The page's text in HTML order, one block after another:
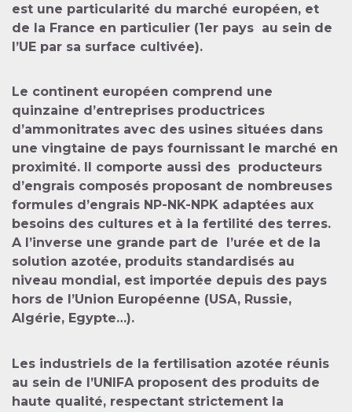
est une particularité du marché européen, et
de la France en particulier (1er pays au sein de
l’UE par sa surface cultivée).
Le continent européen comprend une
quinzaine d’entreprises productrices
d’ammonitrates avec des usines situées dans
une vingtaine de pays fournissant le marché en
proximité. Il comporte aussi des producteurs
d’engrais composés proposant de nombreuses
formules d’engrais NP-NK-NPK adaptées aux
besoins des cultures et à la fertilité des terres.
A l’inverse une grande part de l’urée et de la
solution azotée, produits standardisés au
niveau mondial, est importée depuis des pays
hors de l’Union Européenne (USA, Russie,
Algérie, Egypte…).
Les industriels de la fertilisation azotée réunis
au sein de l’UNIFA proposent des produits de
haute qualité, respectant strictement la